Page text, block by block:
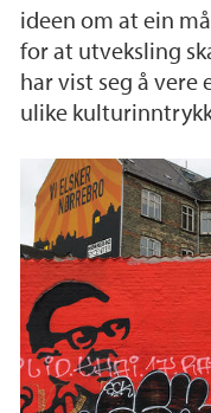
ideen om at ein
for at utveksling
har vist seg å vere
ulike